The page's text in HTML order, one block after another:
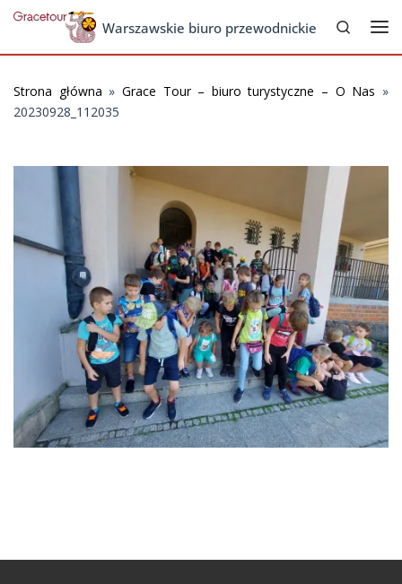
Skip to contentWarszawskie biuro przewodnickie
Search
Strona główna » Grace Tour – biuro turystyczne – O Nas »
20230928_112035